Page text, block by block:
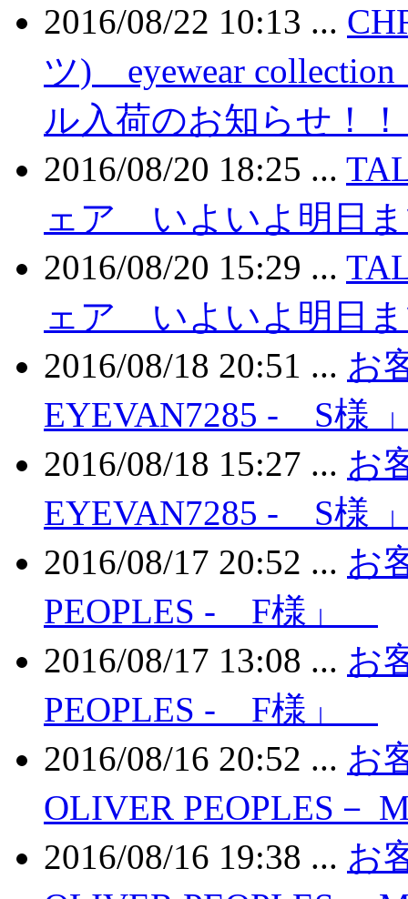
2016/08/22 10:13 ...
ツ) eyewear
ル入荷のお知らせ！
2016/08/20 18:25 ...
ェア いよいよ明日
2016/08/20 15:29 ...
ェア いよいよ明日
2016/08/18 20:51 ... お
EYEVAN7285 - S様
2016/08/18 15:27 ... お
EYEVAN7285 - S様
2016/08/17 20:52 ... お
PEOPLES - F様」
2016/08/17 13:08 ... お
PEOPLES - F様」
2016/08/16 20:52 ... お
OLIVER PEOPLES－
2016/08/16 19:38 ... お